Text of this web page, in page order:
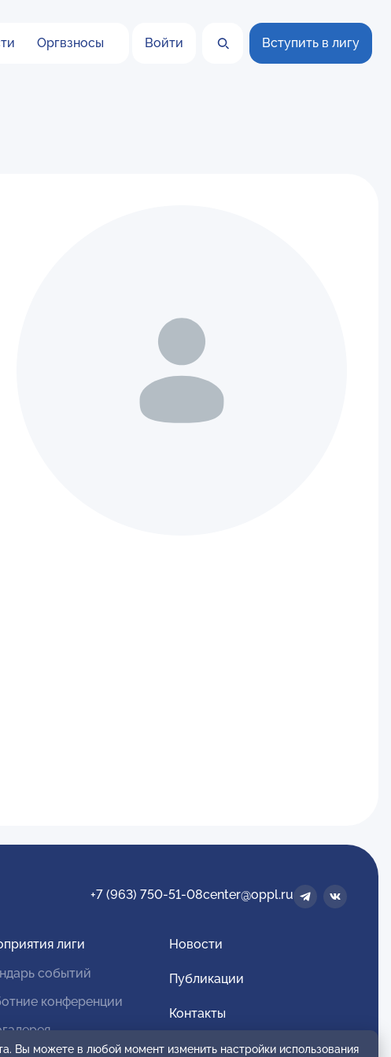
Оргвзносы Войти Вступить в лигу
+7 (963) 750-51-08center@oppl.ru
лиги
событий
конференции
Новости
Публикации
Контакты
Для спонсоров и партнеров
Вы можете в любой момент изменить настройки использования